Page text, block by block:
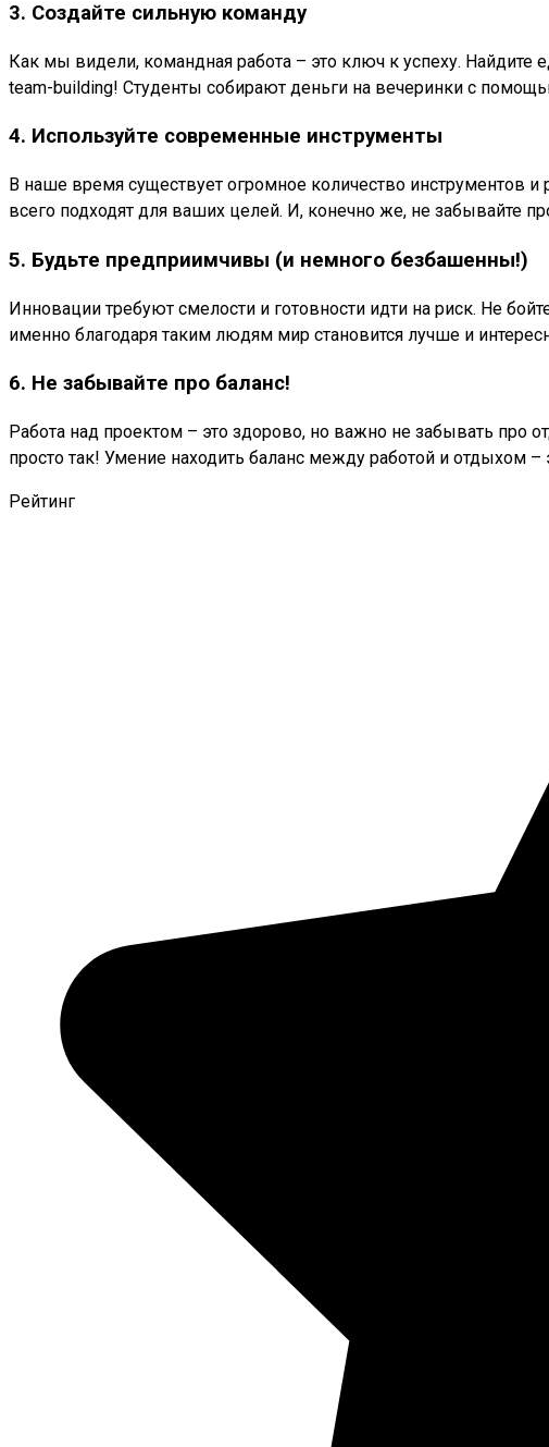
3. Создайте сильную команду
Как мы видели, командная работа – это ключ к успеху.
team-building! Студенты собирают деньги на вечеринки с
4. Используйте современные инструменты
В наше время существует огромное количество инструментов
всего подходят для ваших целей. И, конечно же, не забывайте
5. Будьте предприимчивы (и немного безбашенны!)
Инновации требуют смелости и готовности идти на риск. Не
именно благодаря таким людям мир становится лучше и
6. Не забывайте про баланс!
Работа над проектом – это здорово, но важно не забывать про
просто так! Умение находить баланс между работой и отдыхом –
Рейтинг